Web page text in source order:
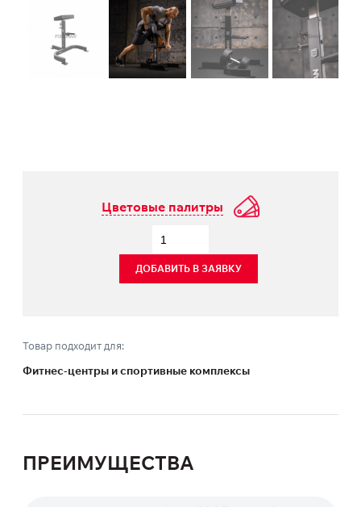
Цветовые палитры
ДОБАВИТЬ В ЗАЯВКУ
Товар подходит для:
Фитнес-центры и спортивные комплексы
ПРЕИМУЩЕСТВА